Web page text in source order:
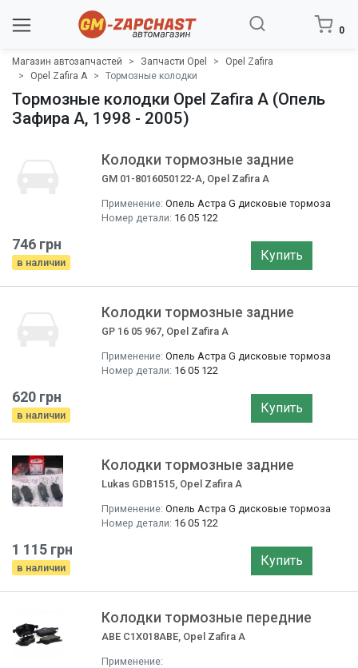
0
Магазин автозапчастей Запчасти Opel
Opel Zafira
Opel Zafira A
Тормозные колодки
Тормозные колодки Opel Zafira A (Опель
Зафира A, 1998 - 2005)
Колодки тормозные задние
GM 01-8016050122-A, Opel Zafira A
Применение: Опель Астра G дисковые тормоза
Номер детали: 16 05 122
746 грн
в наличии Купить
Колодки тормозные задние
GP 16 05 967, Opel Zafira A
Применение: Опель Астра G дисковые тормоза
Номер детали: 16 05 122
620 грн
в наличии Купить
Колодки тормозные задние
Lukas GDB1515, Opel Zafira A
Применение: Опель Астра G дисковые тормоза
Номер детали: 16 05 122
1 115 грн
в наличии Купить
Колодки тормозные передние
ABE C1X018ABE, Opel Zafira A
Применение: